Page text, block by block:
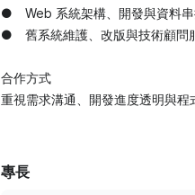
● Web 系統架構、開發與資料
● 舊系統維護、改版與技術顧問
合作方式
重視需求溝通、開發進度透明與程
專長